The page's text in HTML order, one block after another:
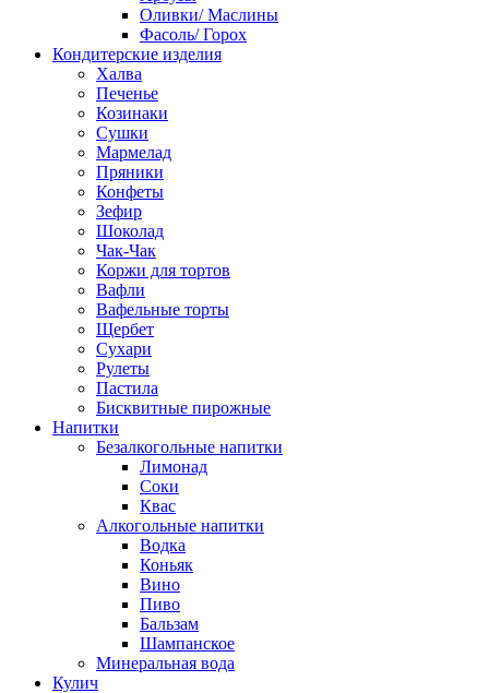
Оливки/ Маслины
Фасоль/ Горох
Кондитерские изделия
Халва
Печенье
Козинаки
Сушки
Мармелад
Пряники
Конфеты
Зефир
Шоколад
Чак-Чак
Коржи для тортов
Вафли
Вафельные торты
Щербет
Сухари
Рулеты
Пастила
Бисквитные пирожные
Напитки
Безалкогольные напитки
Лимонад
Соки
Квас
Алкогольные напитки
Водка
Коньяк
Вино
Пиво
Бальзам
Шампанское
Минеральная вода
Кулич